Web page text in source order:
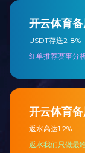
浙江省金华